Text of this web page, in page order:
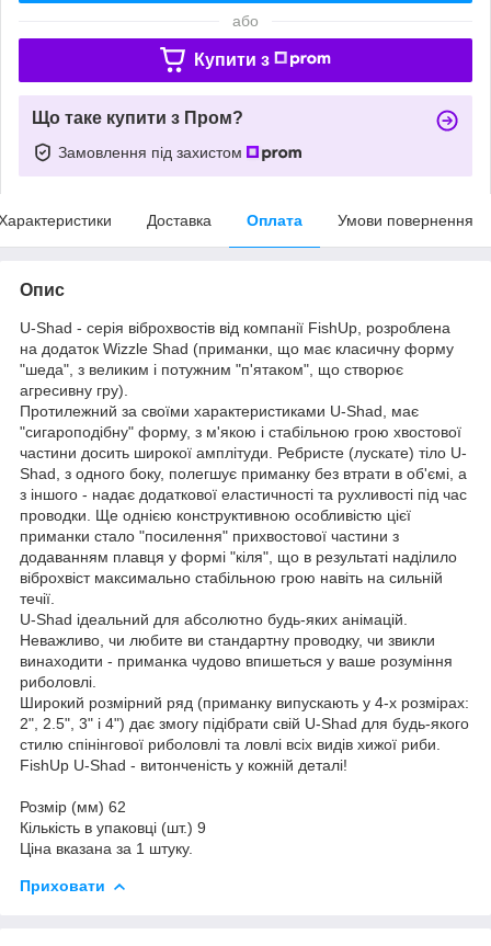
або
Купити з
Що таке купити з Пром?
Замовлення під захистом
Доставка Оплата Умови повернення
Опис
U-Shad - серія віброхвостів від компанії FishUp, розроблена
на додаток Wizzle Shad (приманки, що має класичну форму
"шеда", з великим і потужним "п'ятаком", що створює
агресивну гру).
Протилежний за своїми характеристиками U-Shad, має
"сигароподібну" форму, з м'якою і стабільною грою хвостової
частини досить широкої амплітуди. Ребристе (лускате) тіло U-
Shad, з одного боку, полегшує приманку без втрати в об'ємі, а
з іншого - надає додаткової еластичності та рухливості під час
проводки. Ще однією конструктивною особливістю цієї
приманки стало "посилення" прихвостової частини з
додаванням плавця у формі "кіля", що в результаті наділило
віброхвіст максимально стабільною грою навіть на сильній
течії.
U-Shad ідеальний для абсолютно будь-яких анімацій.
Неважливо, чи любите ви стандартну проводку, чи звикли
винаходити - приманка чудово впишеться у ваше розуміння
риболовлі.
Широкий розмірний ряд (приманку випускають у 4-х розмірах:
2", 2.5", 3" і 4") дає змогу підібрати свій U-Shad для будь-якого
стилю спінінгової риболовлі та ловлі всіх видів хижої риби.
FishUp U-Shad - витонченість у кожній деталі!
Розмір (мм) 62
Кількість в упаковці (шт.) 9
Ціна вказана за 1 штуку.
Приховати